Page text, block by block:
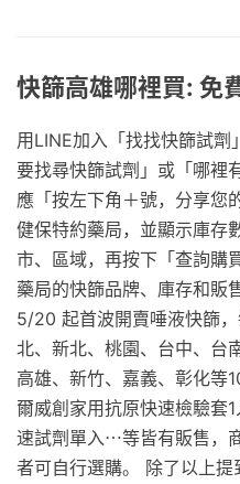
快篩高雄哪裡買: 免
用LINE加入「找找快篩試
要找尋快篩試劑」或「哪裡
應「按左下角＋號，分享您
健保特約藥局，並顯示庫存
市、區域，再按下「查詢購
藥局的快篩品牌、庫存和販
5/20 起首波開賣唾液快篩
北、新北、桃園、台中、台
高雄、新竹、嘉義、彰化等
爾威創家用抗原快速檢驗套
速試劑單入⋯等皆有販售，
者可自行選購。 除了以上